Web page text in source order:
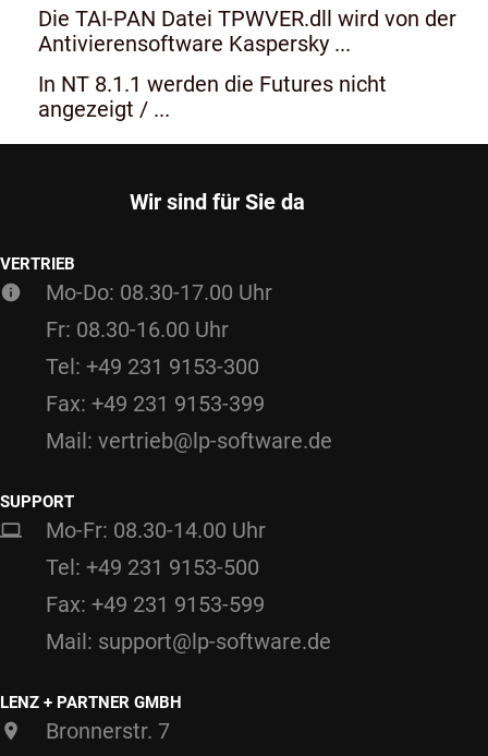
Die TAI-PAN Datei TPWVER.dll wird von der
Antivierensoftware Kaspersky ...
In NT 8.1.1 werden die Futures nicht
angezeigt / ...
Wir sind für Sie da
VERTRIEB
Mo-Do: 08.30-17.00 Uhr
Fr: 08.30-16.00 Uhr
Tel: +49 231 9153-300
Fax: +49 231 9153-399
Mail: vertrieb@lp-software.de
SUPPORT
Mo-Fr: 08.30-14.00 Uhr
Tel: +49 231 9153-500
Fax: +49 231 9153-599
Mail: support@lp-software.de
LENZ + PARTNER GMBH
Bronnerstr. 7